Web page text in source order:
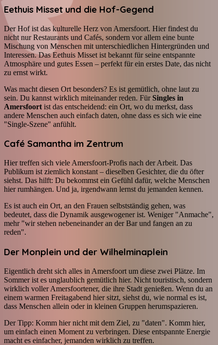
Eethuis Misset und die Hof-Gegend
Der Hof ist das kulturelle Herz von Amersfoort. Hier findest du
nicht nur Restaurants und Cafés, sondern vor allem eine bunte
Mischung von Menschen mit unterschiedlichen Hintergründen und
Interessen. Das Eethuis Misset ist bekannt für seine entspannte
Atmosphäre und gutes Essen – perfekt für ein erstes Date, das nicht
zu ernst wirkt.
Was macht diesen Ort besonders? Es ist gemütlich, ohne laut zu
sein. Du kannst wirklich miteinander reden. Für Singles in
Amersfoort ist das entscheidend: ein Ort, wo du merkst, dass
andere Menschen auch einfach daten, ohne dass es sich wie eine
"Single-Szene" anfühlt.
Café Samantha im Zentrum
Hier treffen sich viele Amersfoort-Profis nach der Arbeit. Das
Publikum ist ziemlich konstant – dieselben Gesichter, die du öfter
siehst. Das hilft: Du bekommst ein Gefühl dafür, welche Menschen
hier rumhängen. Und ja, irgendwann lernst du jemanden kennen.
Es ist auch ein Ort, an den Frauen selbstständig gehen, was
bedeutet, dass die Dynamik ausgewogener ist. Weniger "Anmache",
mehr "wir stehen nebeneinander an der Bar und fangen an zu
reden".
Der Monplein und der Wilhelminaplein
Eigentlich dreht sich alles in Amersfoort um diese zwei Plätze. Im
Sommer ist es unglaublich gemütlich hier. Nicht touristisch, sondern
wirklich voller Amersfoortener, die ihre Stadt genießen. Wenn du an
einem warmen Freitagabend hier sitzt, siehst du, wie normal es ist,
dass Menschen allein oder in kleinen Gruppen herumspazieren.
Der Tipp: Komm hier nicht mit dem Ziel, zu "daten". Komm hier,
um einfach einen Moment zu verbringen. Diese entspannte Energie
macht es einfacher, jemanden wirklich zu treffen.